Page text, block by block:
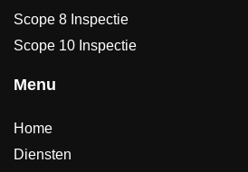
Scope 8 Inspectie
Scope 10 Inspectie
Menu
Home
Diensten